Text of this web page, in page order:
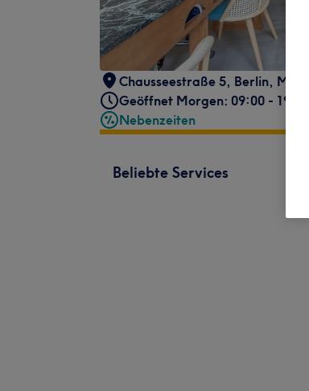
Chausseestraße 5, Berlin, Mitte
Geöffnet Morgen: 09:00 - 19:00
Nebenzeiten
Beliebte Services